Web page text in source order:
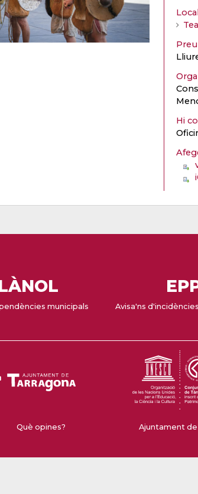
Preu
Hi
municipals Avisa'ns
Què opines?
Ajuntament de